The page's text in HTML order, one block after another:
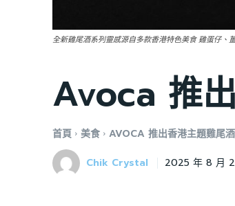
全新雞尾酒系列靈感源自多款香港特色美食 雞蛋仔、
Avoca 推
首頁 美食 AVOCA 推出香港主題雞尾
Chik Crystal 2025 年 8 月